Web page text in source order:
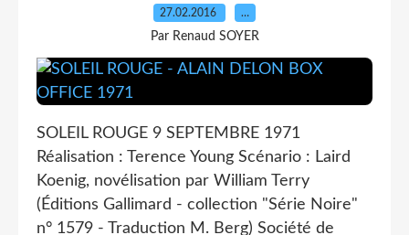
27.02.2016 …
Par Renaud SOYER
SOLEIL ROUGE 9 SEPTEMBRE 1971
Réalisation : Terence Young Scénario : Laird
Koenig, novélisation par William Terry
(Éditions Gallimard - collection "Série Noire"
n° 1579 - Traduction M. Berg) Société de